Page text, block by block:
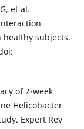
et al.
subjects.
of 2-week
Helicobacter
Expert Rev